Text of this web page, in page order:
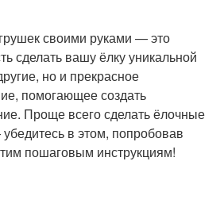
своими руками — это
сделать вашу ёлку уникальной
но и прекрасное
помогающее создать
Проще всего сделать ёлочные
в этом, попробовав
пошаговым инструкциям!